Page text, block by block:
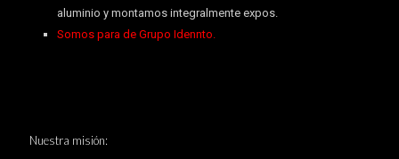
aluminio y montamos integralmente expos.
Somos para de Grupo Idennto.
Nuestra misión: